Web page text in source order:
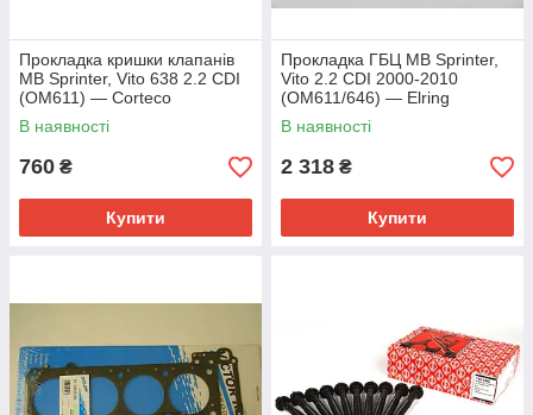
Прокладка кришки клапанів
MB Sprinter, Vito 638 2.2 CDI
(OM611) — Corteco
(Німеччина) — 440110H
В наявності
760 ₴
Купити
Прокладка ГБЦ MB Sprinter,
Vito 2.2 CDI 2000-2010
(OM611/646) — Elring
(Німеччина) — 762.811
В наявності
2 318 ₴
Купити